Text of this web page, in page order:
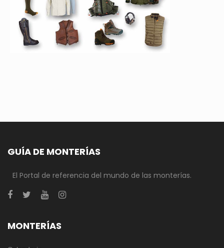
GUÍA DE MONTERÍAS
El Portal de referencia del mundo de las monterías.
MONTERÍAS